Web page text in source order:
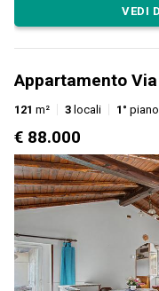
VEDI
Appartamento
121 m² 3 locali 1° piano
€ 88.000